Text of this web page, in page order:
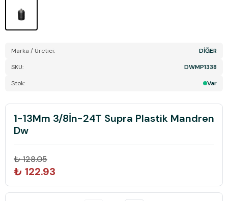
Marka / Üretici:
DİĞER
SKU:
DWMP1338
Stok:
Var
1-13Mm 3/8İn-24T Supra Plastik Mandren
Dw
₺ 128.05
₺ 122.93